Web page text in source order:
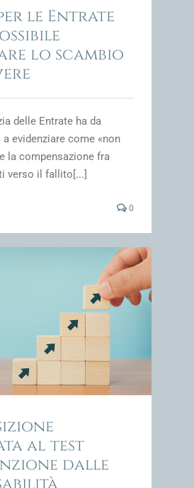
le Entrate
lo scambio
delle Entrate ha da
evidenziare come «non
la compensazione fra
verso il fallito[...]
0
al test
dalle